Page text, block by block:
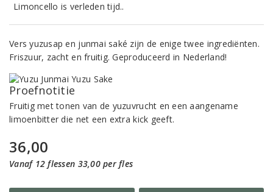
Limoncello is verleden tijd..
Vers yuzusap en junmai saké zijn de enige twee ingrediënten.
Friszuur, zacht en fruitig. Geproduceerd in Nederland!
Proefnotitie
Fruitig met tonen van de yuzuvrucht en een aangename
limoenbitter die net een extra kick geeft.
36,00
Vanaf 12 flessen 33,00 per fles